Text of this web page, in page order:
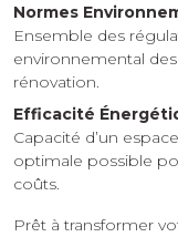
Normes
Ensemble des
environnemental
rénovation.
Efficacité
Capacité d’un
optimale possible
coûts.
Prêt à transformer